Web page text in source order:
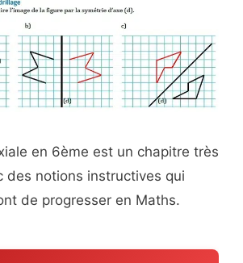
en 6ème est un chapitre très
des notions instructives qui
de progresser en Maths.